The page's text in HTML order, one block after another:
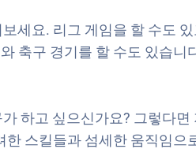
세요. 리그 게임을 할 수도
축구 경기를 할 수도 있습
하고 싶으신가요? 그렇다
스킬들과 섬세한 움직임